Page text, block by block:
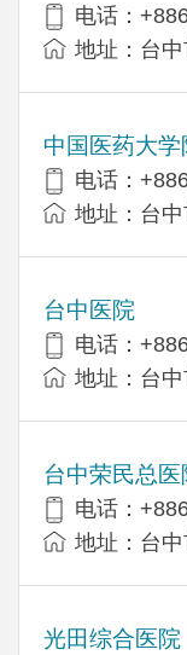
电话：
地址：台
中国医药大
电话：
地址：台
台中医院
电话：
地址：台
台中荣民总医
电话：
地址：台
光田综合医院